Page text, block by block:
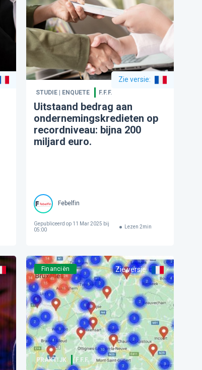
Zie versie:
STUDIE | ENQUETE F.F.F.
Uitstaand bedrag aan
ondernemingskredieten op
recordniveau: bijna 200
miljard euro.
Febelfin
Gepubliceerd op11 Mar 2025 bij
05:00
Lezen 2min
Financiën Zie versie:
PRAKTIJK F.F.F.